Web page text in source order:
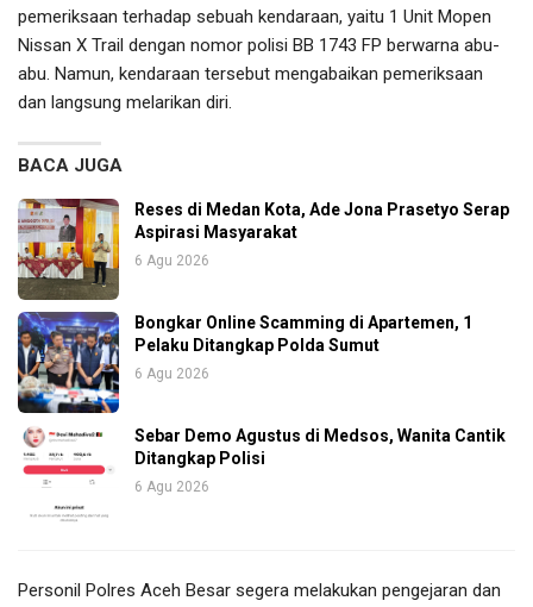
pemeriksaan terhadap sebuah kendaraan, yaitu 1 Unit Mopen
Nissan X Trail dengan nomor polisi BB 1743 FP berwarna abu-
abu. Namun, kendaraan tersebut mengabaikan pemeriksaan
dan langsung melarikan diri.
BACA JUGA
Reses di Medan Kota, Ade Jona Prasetyo Serap
Aspirasi Masyarakat
6 Agu 2026
Bongkar Online Scamming di Apartemen, 1
Pelaku Ditangkap Polda Sumut
6 Agu 2026
Sebar Demo Agustus di Medsos, Wanita Cantik
Ditangkap Polisi
6 Agu 2026
Personil Polres Aceh Besar segera melakukan pengejaran dan